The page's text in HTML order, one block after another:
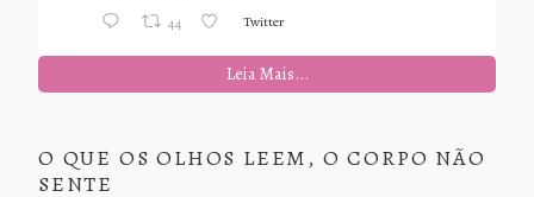
44 Twitter
Leia Mais...
O QUE OS OLHOS LEEM, O CORPO NÃO
SENTE